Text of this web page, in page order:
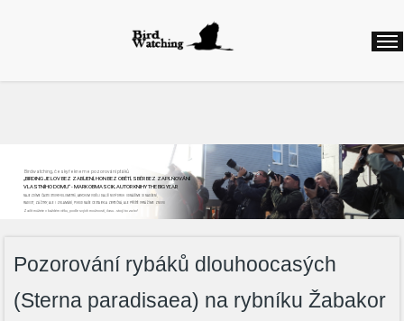
Birdwatching, česky řekneme pozorování ptáků
„BIRDING JE LOV BEZ ZABÍJENÍ, HON BEZ OBĚTÍ, SBĚR BEZ ZAPLŇOVÁNÍ
VLASTNÍHO DOMU“ - MARK OBMASCIK, AUTOR KNIHY THE BIG YEAR
NAJEZDÍME ČASTO STOVKY KILOMETRŮ, ABYCHOM VIDĚLI DALŠÍ NOVÝ DRUH. ODNÁŠÍME SI NADŠENÍ,
RADOST, ZÁŽITKY, ALE I ZKLAMÁNÍ, POKUD NAŠE CESTA BYLA ZBYTEČNÁ, ALE PŘÍŠTĚ VYRÁŽÍME ZNOVU
Začít můžete v každém věku, podle svých možností, času...stojí to za to!
Pozorování rybáků dlouhoocasých
(Sterna paradisaea) na rybníku Žabakor